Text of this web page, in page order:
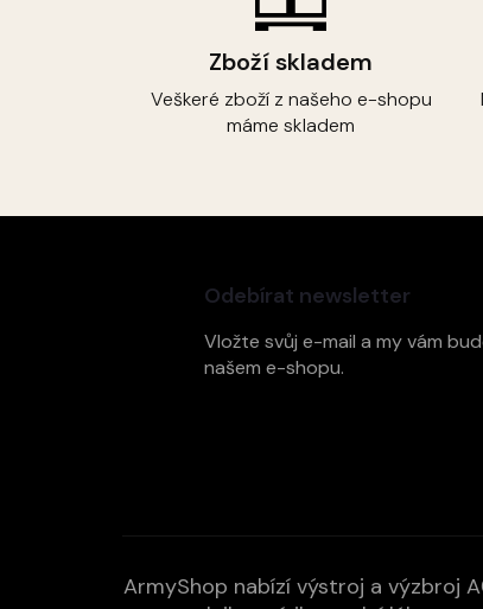
Zboží skladem
Veškeré zboží z našeho e-shopu
máme skladem
Odebírat newsletter
Vložte svůj e-mail a my vám
našem e-shopu.
ArmyShop nabízí výstroj a výzbroj